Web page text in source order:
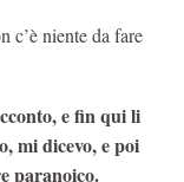
c’è niente da fare
e fin qui li
mi dicevo, e poi
paranoico.